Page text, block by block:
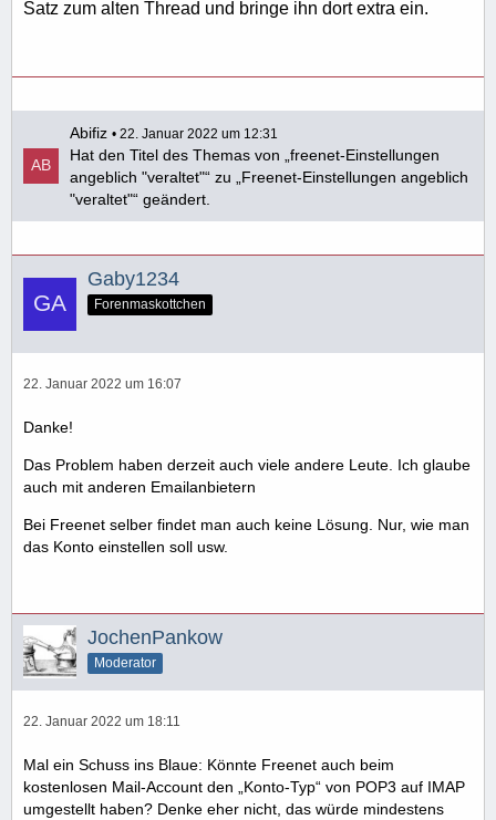
Satz zum alten Thread und bringe ihn dort extra ein.
Abifiz 22. Januar 2022 um 12:31
Hat den Titel des Themas von „freenet-Einstellungen
angeblich "veraltet"“ zu „Freenet-Einstellungen angeblich
"veraltet"“ geändert.
Gaby1234
Forenmaskottchen
22. Januar 2022 um 16:07
Danke!
Das Problem haben derzeit auch viele andere Leute. Ich glaube
auch mit anderen Emailanbietern
Bei Freenet selber findet man auch keine Lösung. Nur, wie man
das Konto einstellen soll usw.
JochenPankow
Moderator
22. Januar 2022 um 18:11
Mal ein Schuss ins Blaue: Könnte Freenet auch beim
kostenlosen Mail-Account den „Konto-Typ“ von POP3 auf IMAP
umgestellt haben? Denke eher nicht, das würde mindestens